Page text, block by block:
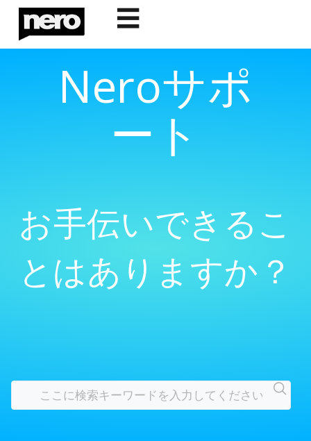
☰
Neroサポ
ート
お手伝いできるこ
とはありますか？